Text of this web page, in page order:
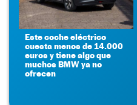
Este coche eléctrico
cuesta menos de 14.000
euros y tiene algo que
muchos BMW ya no
ofrecen